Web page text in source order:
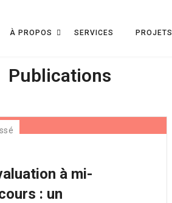
À PROPOS SERVICES PROJETS
Publications
à mi-
: un